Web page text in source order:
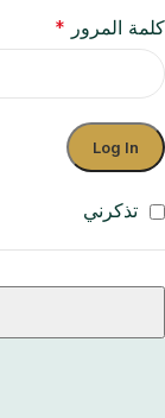
كلمة المرور *
Log In
تذكرني